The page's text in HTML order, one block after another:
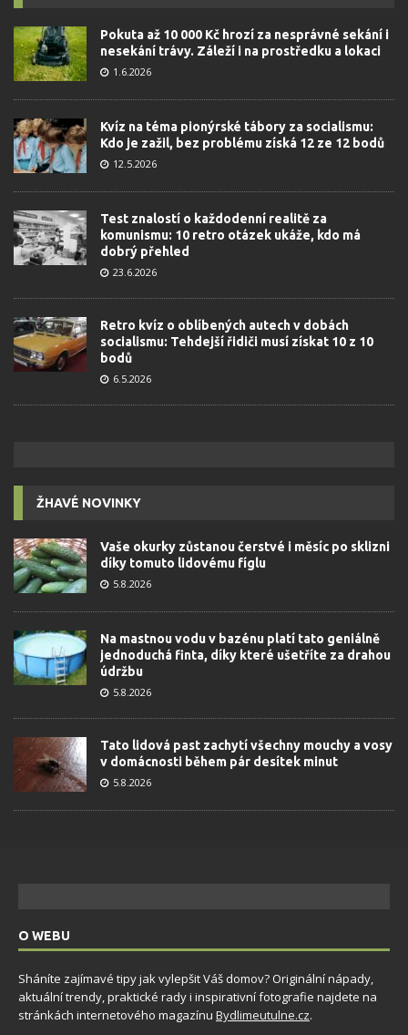
Pokuta až 10 000 Kč hrozí za nesprávné sekání i
nesekání trávy. Záleží i na prostředku a lokaci
1.6.2026
Kvíz na téma pionýrské tábory za socialismu:
Kdo je zažil, bez problému získá 12 ze 12 bodů
12.5.2026
Test znalostí o každodenní realitě za
komunismu: 10 retro otázek ukáže, kdo má
dobrý přehled
23.6.2026
Retro kvíz o oblíbených autech v dobách
socialismu: Tehdejší řidiči musí získat 10 z 10
bodů
6.5.2026
ŽHAVÉ NOVINKY
Vaše okurky zůstanou čerstvé i měsíc po sklizni
díky tomuto lidovému fíglu
5.8.2026
Na mastnou vodu v bazénu platí tato geniálně
jednoduchá finta, díky které ušetříte za drahou
údržbu
5.8.2026
Tato lidová past zachytí všechny mouchy a vosy
v domácnosti během pár desítek minut
5.8.2026
O WEBU
Sháníte zajímavé tipy jak vylepšit Váš domov? Originální nápady,
aktuální trendy, praktické rady i inspirativní fotografie najdete na
stránkách internetového magazínu Bydlimeutulne.cz.